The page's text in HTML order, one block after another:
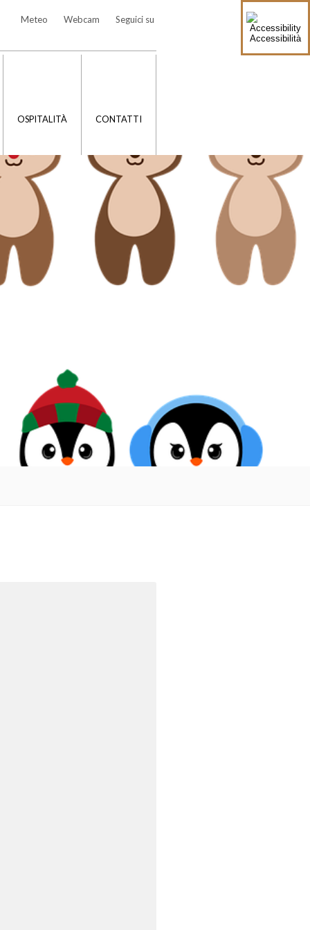
Accessibilità
Seguici su
Webcam
Meteo
OSPITALITÀ CONTATTI